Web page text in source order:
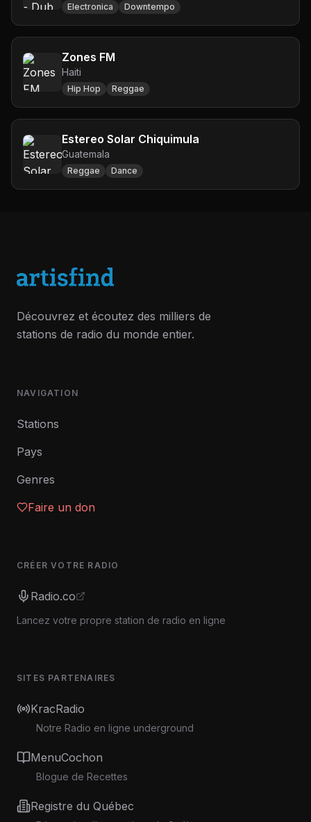
Electronica Downtempo
Zones FM
Haiti
Hip Hop Reggae
Estereo Solar Chiquimula
Guatemala
Reggae Dance
Découvrez et écoutez des milliers de
stations de radio du monde entier.
NAVIGATION
Stations
Pays
Genres
Faire un don
CRÉER VOTRE RADIO
Radio.co
Lancez votre propre station de radio en ligne
SITES PARTENAIRES
KracRadio
Notre Radio en ligne underground
MenuCochon
Blogue de Recettes
Registre du Québec